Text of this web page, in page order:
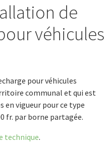
de
véhicules
pour véhicules
communal et qui est
vigueur pour ce type
fr. par borne partagée.
technique.